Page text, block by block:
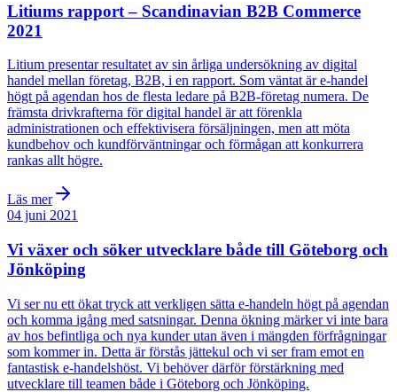
Litiums rapport – Scandinavian B2B Commerce
2021
Litium presentar resultatet av sin årliga undersökning av digital
handel mellan företag, B2B, i en rapport. Som väntat är e-handel
högt på agendan hos de flesta ledare på B2B-företag numera. De
främsta drivkrafterna för digital handel är att förenkla
administrationen och effektivisera försäljningen, men att möta
kundbehov och kundförväntningar och förmågan att konkurrera
rankas allt högre.
Läs mer
04 juni 2021
Vi växer och söker utvecklare både till Göteborg och
Jönköping
Vi ser nu ett ökat tryck att verkligen sätta e-handeln högt på agendan
och komma igång med satsningar. Denna ökning märker vi inte bara
av hos befintliga och nya kunder utan även i mängden förfrågningar
som kommer in. Detta är förstås jättekul och vi ser fram emot en
fantastisk e-handelshöst. Vi behöver därför förstärkning med
utvecklare till teamen både i Göteborg och Jönköping.